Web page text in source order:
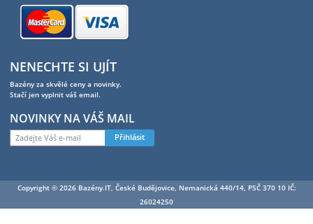
NENECHTE SI UJÍT
Bazény za skvělé ceny a novinky.
Stačí jen vyplnit váš email.
NOVINKY NA VÁŠ MAIL
Přihlásit
Copyright © 2026 Bazény.IT, České Budějovice, Nemanická 440/14, PSČ 370 10 IČ:
26024250